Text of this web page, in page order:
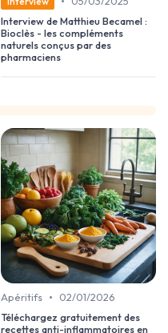
Interview de Matthieu Becamel :
Bioclès - les compléments
naturels conçus par des
pharmaciens
Apéritifs •
02/01/2026
Téléchargez gratuitement des
recettes anti-inflammatoires en